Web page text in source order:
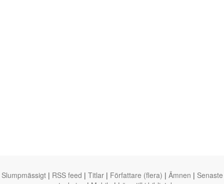
Slumpmässigt | RSS feed | Titlar | Författare (flera) | Ämnen | Senaste